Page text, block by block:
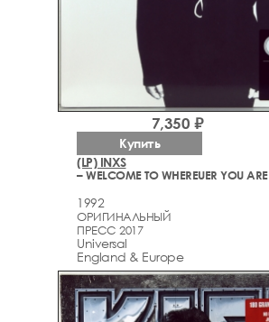
(LP) INXS
– WELCOME TO WHEREUER YOU ARE
1992
ОРИГИНАЛЬНЫЙ
ПРЕСС 2017
Universal
England & Europe
7,350 ₽
Купить